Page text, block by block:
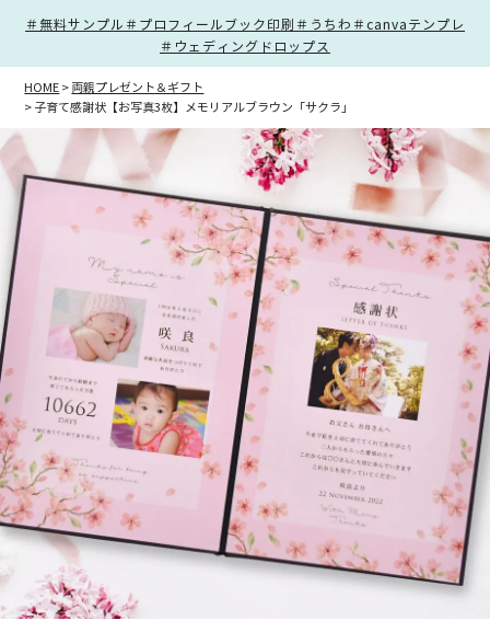
＃無料サンプル ＃プロフィールブック印刷 ＃うちわ ＃canvaテンプレ
＃ウェディングドロップス
HOME
両親プレゼント＆ギフト
子育て感謝状【お写真3枚】メモリアルブラウン「サクラ」